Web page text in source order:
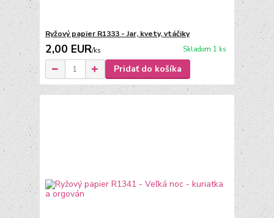
Ryžový papier R1333 - Jar, kvety, vtáčiky
2,00 EUR/ks Skladom 1 ks
Pridať do košíka